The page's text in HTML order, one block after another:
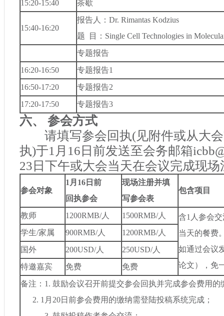
15:20-15:40 茶歇
15:40-16:20
报告人： Dr. Rimantas Kodzius
题
目： Single Cell Technologies in
专题报告
16:20-16:50
专题报告1
16:50-17:20
专题报告2
17:20-17:50
专题报告3
六、 参会方式
请填写参会回执(见附件或从大
执)于1 月 16 日前发送至会务邮箱
23 日下午或大会当天在会议完成现场
参会对象
1 月 16 日前
回执参会
现场注册并填
写参会表
包含项目
教师 1200RMB/人 1500RMB/人 含1 人参会
当天的餐费
如通过会议
论文），免
学生/家属 900RMB/人 1200RMB/人
国外
200USD/人 250USD/人
特邀嘉宾
免费
免费
备注： 1. 鼓励会议召开前提交参会回执并完成参会费用的
2. 1 月 20日前参会费用的缴纳需登陆投稿系统完成；